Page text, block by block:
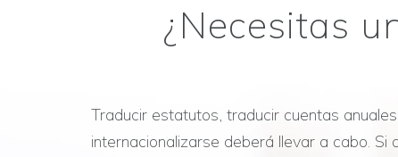
¿Necesitas
Traducir estatutos, traducir cuentas
internacionalizarse deberá llevar a cabo.